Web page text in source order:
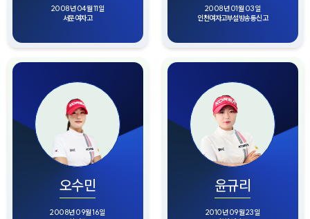
2008년 04월 11일
서문여자고
2008년 01월 03일
인천여자고부설방송통신고
오수민
2008년 09월 16일
윤규리
2010년 09월 23일